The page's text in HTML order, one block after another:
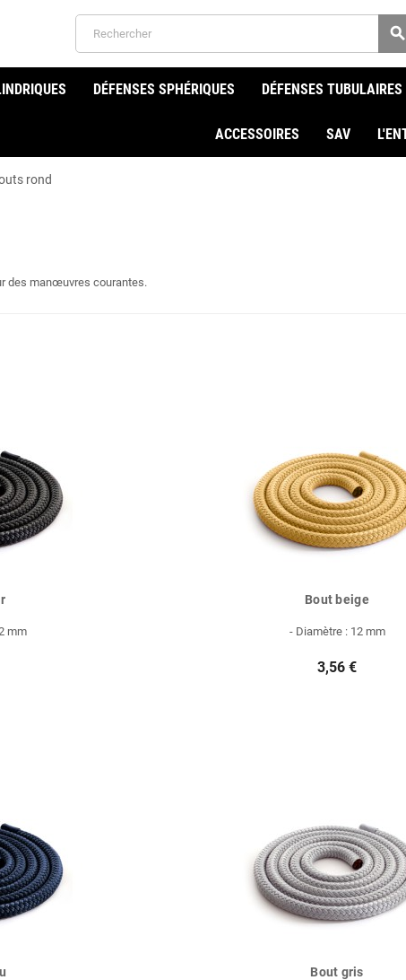
search
DÉFENSES SPHÉRIQUES DÉFENSES TUBULAIRES
ACCESSOIRES SAV
rond
des manœuvres courantes.
mm
Bout beige
- Diamètre : 12 mm
3,56 €
Bout gris